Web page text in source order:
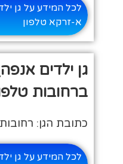
לכל המידע על גן
א-זרקא טלפון
גן ילדים
ברחובות
כתובת הגן: רחובות
לכל המידע על גן